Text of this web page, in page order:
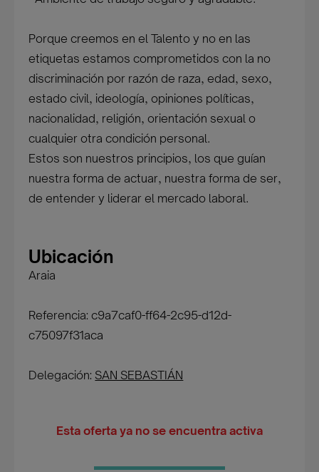
Porque creemos en el Talento y no en las
etiquetas estamos comprometidos con la no
discriminación por razón de raza, edad, sexo,
estado civil, ideología, opiniones políticas,
nacionalidad, religión, orientación sexual o
cualquier otra condición personal.
Estos son nuestros principios, los que guían
nuestra forma de actuar, nuestra forma de ser,
de entender y liderar el mercado laboral.
Ubicación
Araia
Referencia: c9a7caf0-ff64-2c95-d12d-
c75097f31aca
Delegación: SAN SEBASTIÁN
Esta oferta ya no se encuentra activa